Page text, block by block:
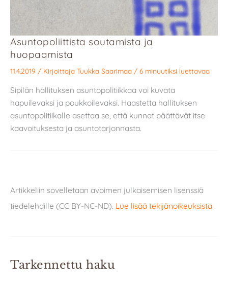
Asuntopoliittista soutamista ja
huopaamista
11.4.2019 / Kirjoittaja Tuukka Saarimaa / 6 minuutiksi luettavaa
Sipilän hallituksen asuntopolitiikkaa voi kuvata
hapuilevaksi ja poukkoilevaksi. Haastetta hallituksen
asuntopolitiikalle asettaa se, että kunnat päättävät itse
kaavoituksesta ja asuntotarjonnasta.
Artikkeliin sovelletaan avoimen julkaisemisen lisenssiä
tiedelehdille (CC BY-NC-ND). Lue lisää tekijänoikeuksista.
Tarkennettu haku